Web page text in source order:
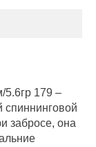
179 –
спиннинговой
забросе, она